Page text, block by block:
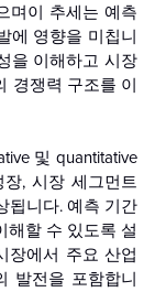
며이 추세는 예측
에 영향을 미칩니
을 이해하고 시장
경쟁력 구조를 이
및 quantitative
, 시장 세그먼트
됩니다. 예측 기간
해할 수 있도록 설
장에서 주요 산업
발전을 포함합니